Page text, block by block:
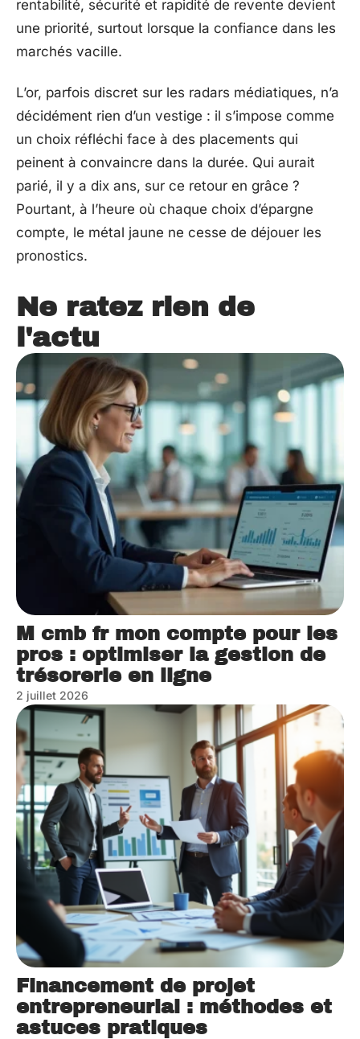
rentabilité, sécurité et rapidité de revente devient
une priorité, surtout lorsque la confiance dans les
marchés vacille.
L’or, parfois discret sur les radars médiatiques, n’a
décidément rien d’un vestige : il s’impose comme
un choix réfléchi face à des placements qui
peinent à convaincre dans la durée. Qui aurait
parié, il y a dix ans, sur ce retour en grâce ?
Pourtant, à l’heure où chaque choix d’épargne
compte, le métal jaune ne cesse de déjouer les
pronostics.
Ne ratez rien de
l'actu
M cmb fr mon compte pour les
pros : optimiser la gestion de
trésorerie en ligne
2 juillet 2026
Financement de projet
entrepreneurial : méthodes et
astuces pratiques